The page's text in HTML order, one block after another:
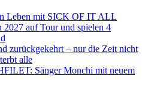
Leben mit SICK OF IT ALL
auf Tour und spielen 4
zurückgekehrt – nur die Zeit nicht
alle
Sänger Monchi mit neuem